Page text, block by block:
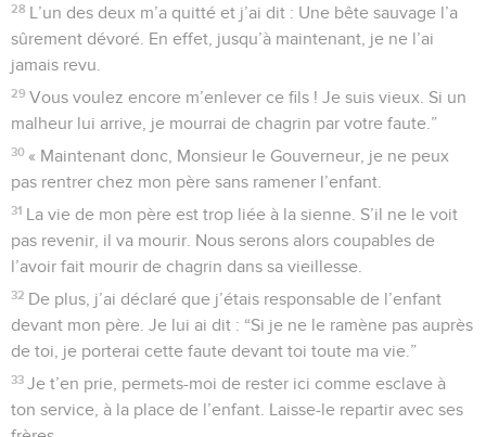
28 L’un des deux m’a quitté et j’ai dit : Une bête sauvage l’a
sûrement dévoré. En effet, jusqu’à maintenant, je ne l’ai
jamais revu.
29 Vous voulez encore m’enlever ce fils ! Je suis vieux. Si un
malheur lui arrive, je mourrai de chagrin par votre faute.”
30 « Maintenant donc, Monsieur le Gouverneur, je ne peux
pas rentrer chez mon père sans ramener l’enfant.
31 La vie de mon père est trop liée à la sienne. S’il ne le voit
pas revenir, il va mourir. Nous serons alors coupables de
l’avoir fait mourir de chagrin dans sa vieillesse.
32 De plus, j’ai déclaré que j’étais responsable de l’enfant
devant mon père. Je lui ai dit : “Si je ne le ramène pas auprès
de toi, je porterai cette faute devant toi toute ma vie.”
33 Je t’en prie, permets-moi de rester ici comme esclave à
ton service, à la place de l’enfant. Laisse-le repartir avec ses